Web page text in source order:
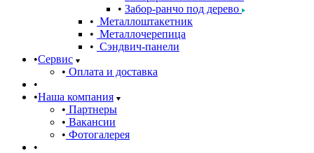
Забор-ранчо под дерево
Металлоштакетник
Металлочерепица
Сэндвич-панели
Сервис
Оплата и доставка
Наша компания
Партнеры
Вакансии
Фотогалерея